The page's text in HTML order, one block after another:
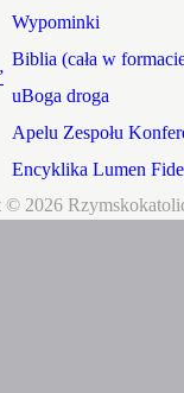
Wypominki
Biblia (cała w
uBoga droga
Apelu Zespołu
Encyklika Lumen
2026